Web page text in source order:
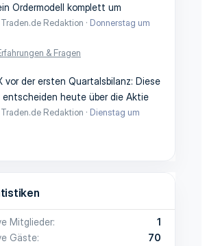
Ordermodell komplett um
Redaktion
Donnerstag um
& Fragen
vor der ersten Quartalsbilanz: Diese
entscheiden heute über die Aktie
Redaktion
Dienstag um
Mitglieder
1
Gäste
70